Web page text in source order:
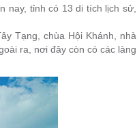
nay, tỉnh có 13 di tích lịch sử,
Tạng, chùa Hội Khánh, nhà
ra, nơi đây còn có các làng